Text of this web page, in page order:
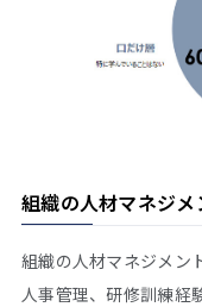
組織の人材マネジ
組織の人材マネジメン
人事管理、研修訓練経